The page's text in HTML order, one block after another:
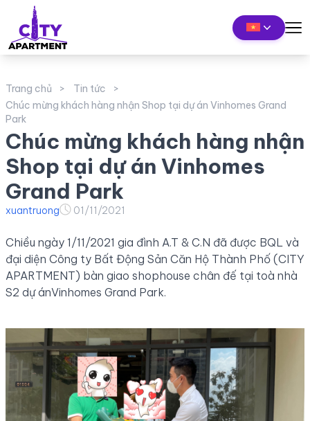
Trang chủ
Tin tức
Chúc mừng khách hàng nhận Shop tại dự án Vinhomes Grand
Park
Chúc mừng khách hàng nhận
Shop tại dự án Vinhomes
Grand Park
xuantruong 01/11/2021
Chiều ngày 1/11/2021 gia đình A.T & C.N đã được BQL và
đại diện Công ty Bất Động Sản Căn Hộ Thành Phố (CITY
APARTMENT) bàn giao shophouse chân đế tại toà nhà
S2 dự ánVinhomes Grand Park.